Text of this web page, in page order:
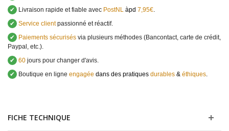
✔
Livraison rapide et fiable avec PostNL àpd 7,95€
✔ Service clientpassionné et réactif.
✔
Paiements sécurisés via plusieurs méthodes (Bancontact, carte de crédit,
Paypal, etc.).
✔ 60 jours pour changer d'avis.
✔
Boutique en ligne engagée dans des pratiques durables & éthiques
FICHE TECHNIQUE